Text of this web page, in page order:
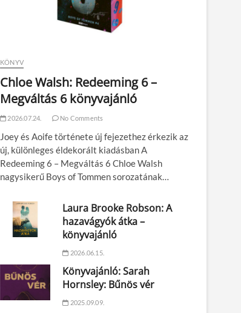
KÖNYV
Chloe Walsh: Redeeming 6 –
Megváltás 6 könyvajánló
2026.07.24. No Comments
Joey és Aoife története új fejezethez érkezik az
új, különleges éldekorált kiadásban A
Redeeming 6 – Megváltás 6 Chloe Walsh
nagysikerű Boys of Tommen sorozatának…
Laura Brooke Robson: A
hazavágyók átka –
könyvajánló
2026.06.15.
Könyvajánló: Sarah
Hornsley: Bűnös vér
2025.09.09.